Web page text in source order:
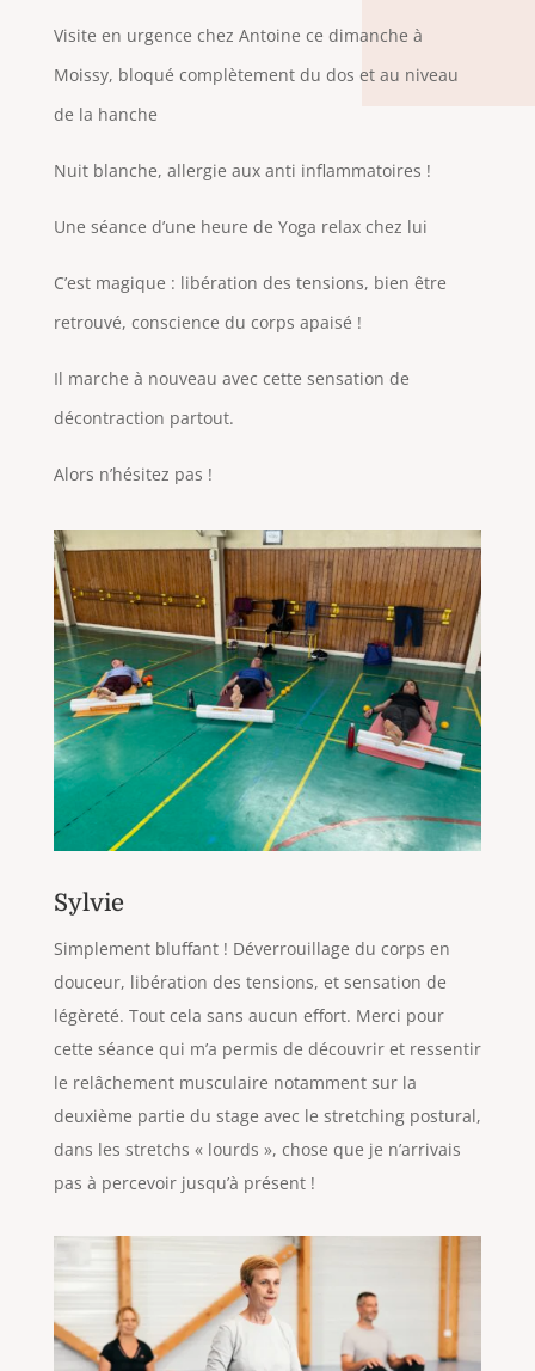
Visite en urgence chez Antoine ce dimanche à
Moissy, bloqué complètement du dos et au niveau
de la hanche
Nuit blanche, allergie aux anti inflammatoires !
Une séance d’une heure de Yoga relax chez lui
C’est magique : libération des tensions, bien être
retrouvé, conscience du corps apaisé !
Il marche à nouveau avec cette sensation de
décontraction partout.
Alors n’hésitez pas !
Sylvie
Simplement bluffant ! Déverrouillage du corps en
douceur, libération des tensions, et sensation de
légèreté. Tout cela sans aucun effort. Merci pour
cette séance qui m’a permis de découvrir et ressentir
le relâchement musculaire notamment sur la
deuxième partie du stage avec le stretching postural,
dans les stretchs « lourds », chose que je n’arrivais
pas à percevoir jusqu’à présent !